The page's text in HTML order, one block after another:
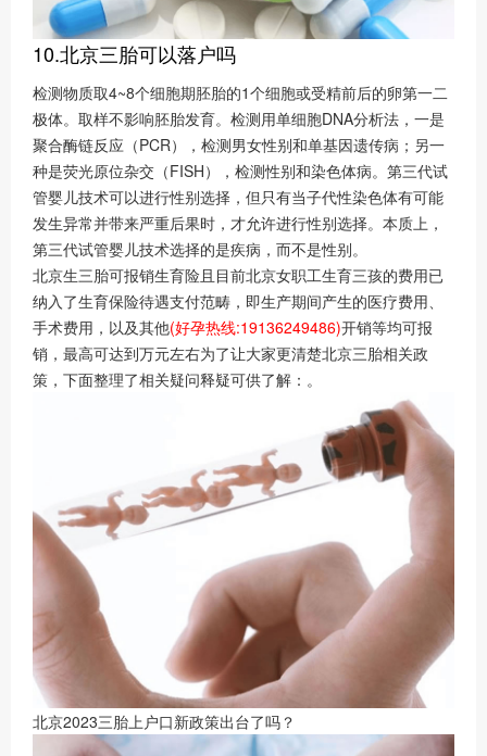
10.北京三胎可以落户吗
检测物质取4~8个细胞期胚胎的1个细胞或受精前后的卵第一二
极体。取样不影响胚胎发育。检测用单细胞DNA分析法，一是
聚合酶链反应（PCR），检测男女性别和单基因遗传病；另一
种是荧光原位杂交（FISH），检测性别和染色体病。第三代试
管婴儿技术可以进行性别选择，但只有当子代性染色体有可能
发生异常并带来严重后果时，才允许进行性别选择。本质上，
第三代试管婴儿技术选择的是疾病，而不是性别。
北京生三胎可报销生育险且目前北京女职工生育三孩的费用已
纳入了生育保险待遇支付范畴，即生产期间产生的医疗费用、
手术费用，以及其他(好孕热线:19136249486)开销等均可报
销，最高可达到万元左右为了让大家更清楚北京三胎相关政
策，下面整理了相关疑问释疑可供了解：。
北京2023三胎上户口新政策出台了吗？